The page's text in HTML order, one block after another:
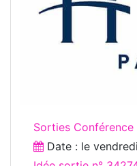
Sorties Conférence
Date : le